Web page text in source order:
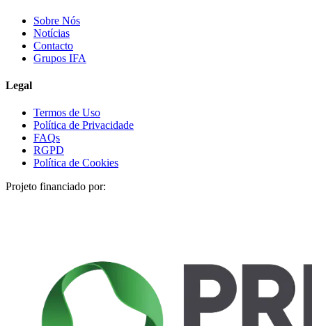
Sobre Nós
Notícias
Contacto
Grupos IFA
Legal
Termos de Uso
Política de Privacidade
FAQs
RGPD
Política de Cookies
Projeto financiado por: